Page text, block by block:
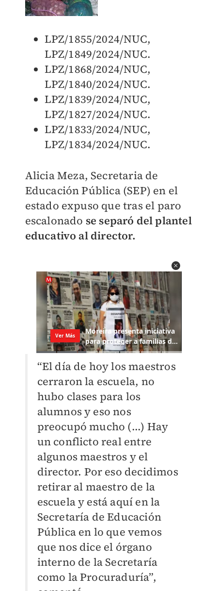
LPZ/1855/2024/NUC,
LPZ/1849/2024/NUC.
LPZ/1868/2024/NUC,
LPZ/1840/2024/NUC.
LPZ/1839/2024/NUC,
LPZ/1827/2024/NUC.
LPZ/1833/2024/NUC,
LPZ/1834/2024/NUC.
Alicia Meza, Secretaria de
Educación Pública (SEP) en el
estado expuso que tras el paro
escalonado se separó del plantel
educativo al director.
“El día de hoy los maestros
cerraron la escuela, no
hubo clases para los
alumnos y eso nos
preocupó mucho (...) Hay
un conflicto real entre
algunos maestros y el
director. Por eso decidimos
retirar al maestro de la
escuela y está aquí en la
Secretaría de Educación
Pública en lo que vemos
que nos dice el órgano
interno de la Secretaría
como la Procuraduría”,